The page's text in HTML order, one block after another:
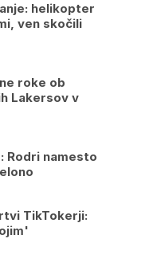
helikopter
ven skočili
roke ob
Lakersov v
Rodri namesto
TikTokerji: